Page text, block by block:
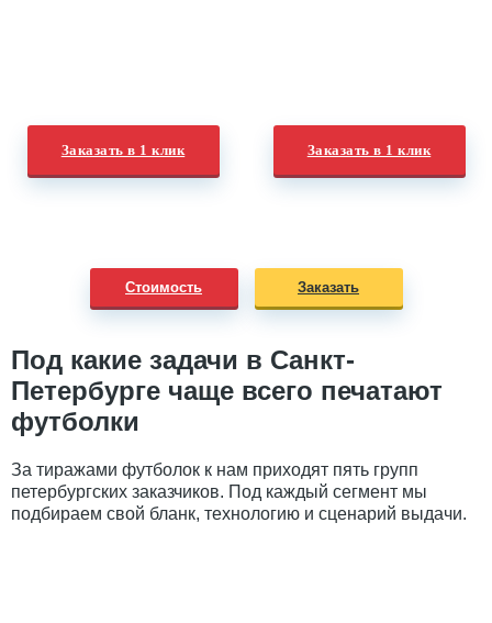
Заказать в 1 клик Заказать в 1 клик
Стоимость Заказать
Под какие задачи в Санкт-
Петербурге чаще всего печатают
футболки
За тиражами футболок к нам приходят пять групп
петербургских заказчиков. Под каждый сегмент мы
подбираем свой бланк, технологию и сценарий выдачи.